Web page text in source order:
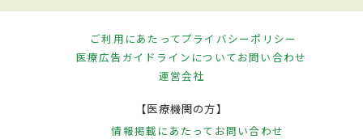
ご利用にあたってプライバシーポリシー
医療広告ガイドラインについてお問い合わせ
運営会社
【医療機関の方】
情報掲載にあたって お問い合わせ